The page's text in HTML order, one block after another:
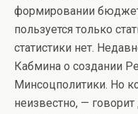
формировании
пользуется только
статистики нет.
Кабмина о создании
Минсоцполитики. Но
неизвестно, —